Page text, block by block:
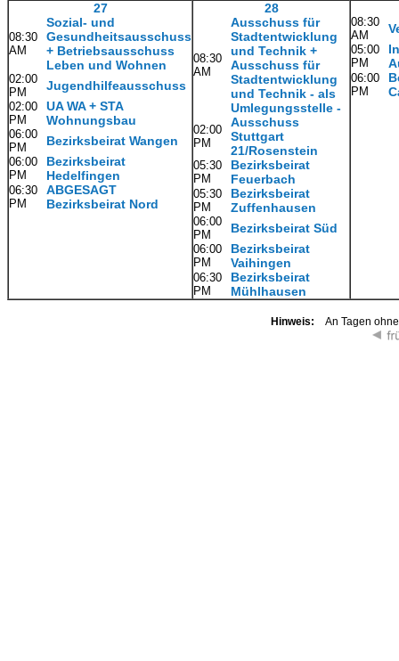
27
08:30
AM
Sozial- und
Gesundheitsausschuss
+ Betriebsausschuss
Leben und Wohnen
02:00
PM
Jugendhilfeausschuss
02:00
PM
UA WA + STA
Wohnungsbau
06:00
PM
Bezirksbeirat Wangen
06:00
PM
Bezirksbeirat
Hedelfingen
06:30
PM
ABGESAGT
Bezirksbeirat Nord
28
08:30
AM
Ausschuss für
Stadtentwicklung
und Technik +
Ausschuss für
Stadtentwicklung
und Technik - als
Umlegungsstelle -
02:00
PM
Ausschuss
Stuttgart
21/Rosenstein
05:30
PM
Bezirksbeirat
Feuerbach
05:30
PM
Bezirksbeirat
Zuffenhausen
06:00
PM
Bezirksbeirat Süd
06:00
PM
Bezirksbeirat
Vaihingen
06:30
PM
Bezirksbeirat
Mühlhausen
08:30
AM
05:00
PM
06:00
PM
Hinweis: An Tagen